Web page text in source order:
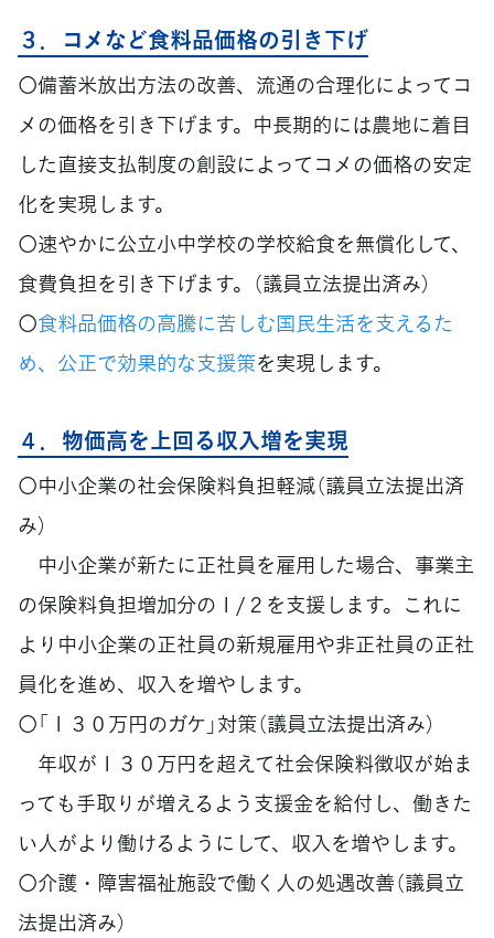
３．コメなど食料品価格の引き下げ
〇備蓄米放出方法の改善、流通の合理化によってコ
メの価格を引き下げます。中長期的には農地に着目
した直接支払制度の創設によってコメの価格の安定
化を実現します。
〇速やかに公立小中学校の学校給食を無償化して、
食費負担を引き下げます。（議員立法提出済み）
〇食料品価格の高騰に苦しむ国民生活を支えるた
め、公正で効果的な支援策を実現します。
４．物価高を上回る収入増を実現
〇中小企業の社会保険料負担軽減（議員立法提出済
み）
中小企業が新たに正社員を雇用した場合、事業主
の保険料負担増加分の１/２を支援します。これに
より中小企業の正社員の新規雇用や非正社員の正社
員化を進め、収入を増やします。
〇「１３０万円のガケ」対策（議員立法提出済み）
年収が１３０万円を超えて社会保険料徴収が始ま
っても手取りが増えるよう支援金を給付し、働きた
い人がより働けるようにして、収入を増やします。
〇介護・障害福祉施設で働く人の処遇改善（議員立
法提出済み）